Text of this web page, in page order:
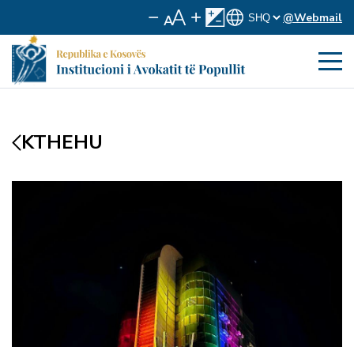
@Webmail
KTHEHU